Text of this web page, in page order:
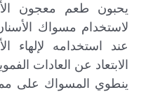
يحبون طعم معجون
لاستخدام مسواك
عند استخدامه لإلهاء
الابتعاد عن العادات
ينطوي المسواك على